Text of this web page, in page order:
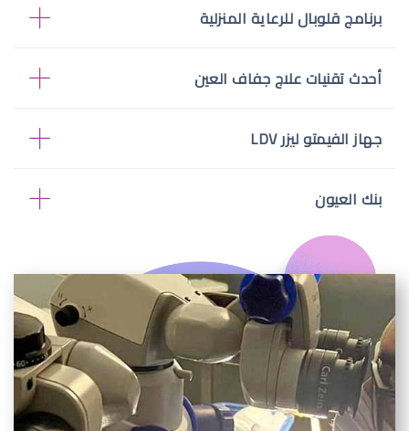
برنامج قلوبال للرعاية المنزلية
أحدث تقنيات علاج جفاف العين
جهاز الفيمتو ليزر LDV
بنك العيون